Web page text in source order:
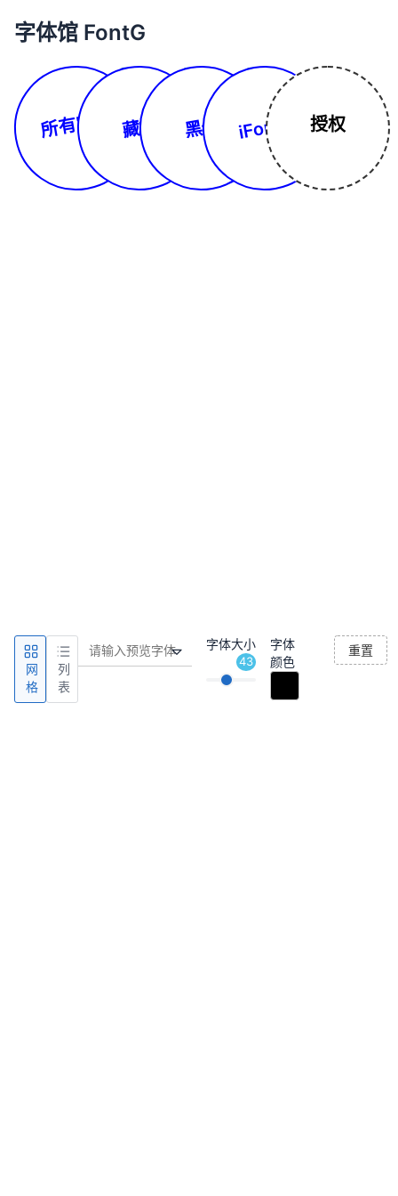
字体馆 FontG
所有字体 藏文 黑体 iFonts 授权
网
格
列
表
字体大小
43
字体
颜色
重置